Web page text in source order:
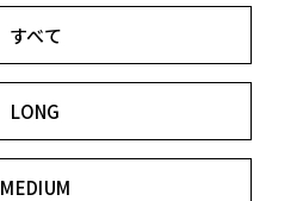
すべて
LONG
MEDIUM